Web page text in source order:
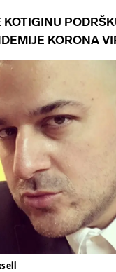
KOTIGINU
KORONA
Pokretanje videa...